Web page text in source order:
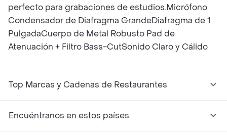
perfecto para grabaciones de estudios.Micrófono
Condensador de Diafragma GrandeDiafragma de 1
PulgadaCuerpo de Metal Robusto Pad de
Atenuación + Filtro Bass-CutSonido Claro y Cálido
Top Marcas y Cadenas de Restaurantes
Encuéntranos en estos países